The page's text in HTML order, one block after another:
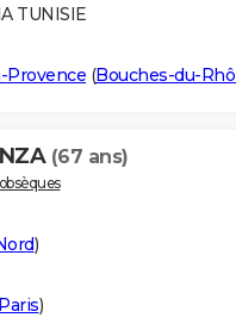
TUNISIE
Provence (Bouches-du-
(67 ans)
)
)